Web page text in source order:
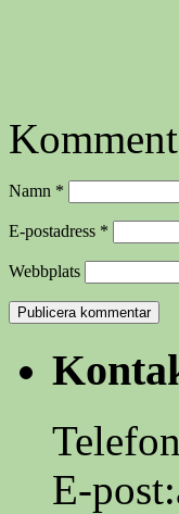
Namn *
E-postadress *
Webbplats
E-